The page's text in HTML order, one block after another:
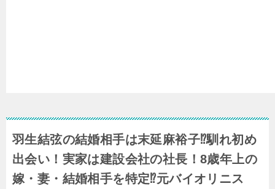
羽生結弦の結婚相手は末延麻裕子⁉馴れ初め
出会い！実家は建設会社の社長！8歳年上の
嫁・妻・結婚相手を特定⁉元バイオリニス